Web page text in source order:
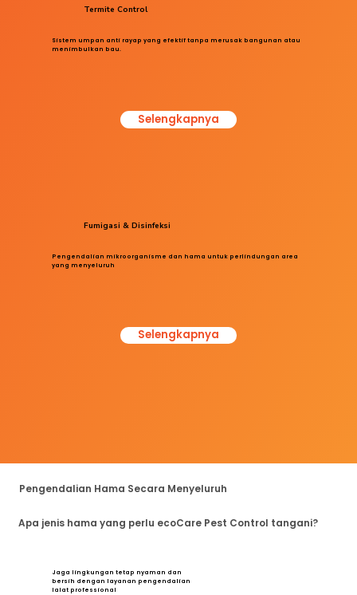
Sistem umpan anti rayap yang efektif tanpa merusak bangunan atau
menimbulkan bau.
Termite Control
Selengkapnya
Pengendalian mikroorganisme dan hama untuk perlindungan area
yang menyeluruh
Fumigasi & Disinfeksi
Selengkapnya
Jaga lingkungan tetap nyaman dan
bersih dengan layanan pengendalian
lalat professional
Pengendalian Hama Secara Menyeluruh
Apa jenis hama yang perlu ecoCare Pest Control tangani?